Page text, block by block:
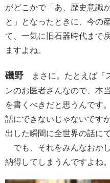
がどこかで「あ、歴史意識
と」となったときに、今の
て、一気に旧石器時代まで
ますよね。
磯野 まさに。たとえば『
ンのお医者さんなので、本
を書くべきだと思うんです
話にできないじゃないです
出した瞬間に全世界の話にで
でも、それをみんなおか
納得してしまうんですよね。